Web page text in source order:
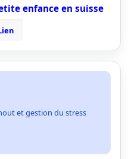
enfance en suisse
et gestion du stress